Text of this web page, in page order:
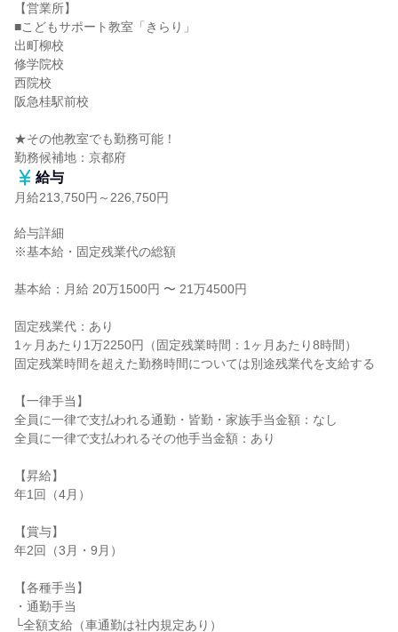
【営業所】
■こどもサポート教室「きらり」
出町柳校
修学院校
西院校
阪急桂駅前校
★その他教室でも勤務可能！
勤務候補地：京都府
給与
月給213,750円～226,750円
給与詳細
※基本給・固定残業代の総額
基本給：月給 20万1500円 〜 21万4500円
固定残業代：あり
1ヶ月あたり1万2250円（固定残業時間：1ヶ月あたり8時間）
固定残業時間を超えた勤務時間については別途残業代を支給する
【一律手当】
全員に一律で支払われる通勤・皆勤・家族手当金額：なし
全員に一律で支払われるその他手当金額：あり
【昇給】
年1回（4月）
【賞与】
年2回（3月・9月）
【各種手当】
・通勤手当
└全額支給（車通勤は社内規定あり）